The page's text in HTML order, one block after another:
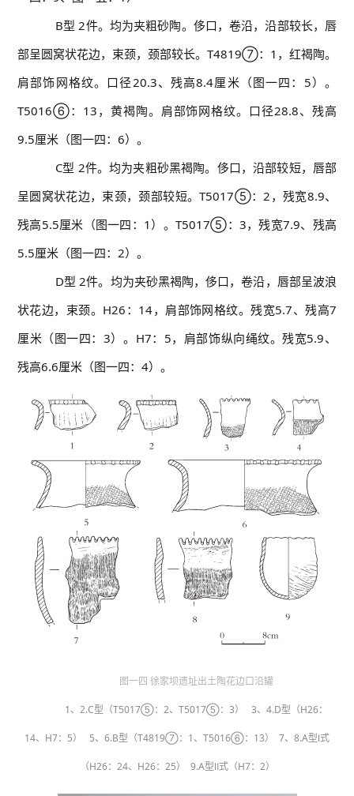
B型 2件。均为夹粗砂陶。侈口，卷沿，沿部较长，唇
部呈圆窝状花边，束颈，颈部较长。T4819⑦：1，红褐陶。
肩部饰网格纹。口径20.3、残高8.4厘米（图一四：5）。
T5016⑥：13，黄褐陶。肩部饰网格纹。口径28.8、残高
9.5厘米（图一四：6）。
C型 2件。均为夹粗砂黑褐陶。侈口，沿部较短，唇部
呈圆窝状花边，束颈，颈部较短。T5017⑤：2，残宽8.9、
残高5.5厘米（图一四：1）。T5017⑤：3，残宽7.9、残高
5.5厘米（图一四：2）。
D型 2件。均为夹砂黑褐陶，侈口，卷沿，唇部呈波浪
状花边，束颈。H26：14，肩部饰网格纹。残宽5.7、残高7
厘米（图一四：3）。H7：5，肩部饰纵向绳纹。残宽5.9、
残高6.6厘米（图一四：4）。
图一四 徐家坝遗址出土陶花边口沿罐
1、2.C型（T5017⑤：2、T5017⑤：3） 3、4.D型（H26：
14、H7：5） 5、6.B型（T4819⑦：1、T5016⑥：13） 7、8.A型Ⅰ式
（H26：24、H26：25） 9.A型Ⅱ式（H7：2）